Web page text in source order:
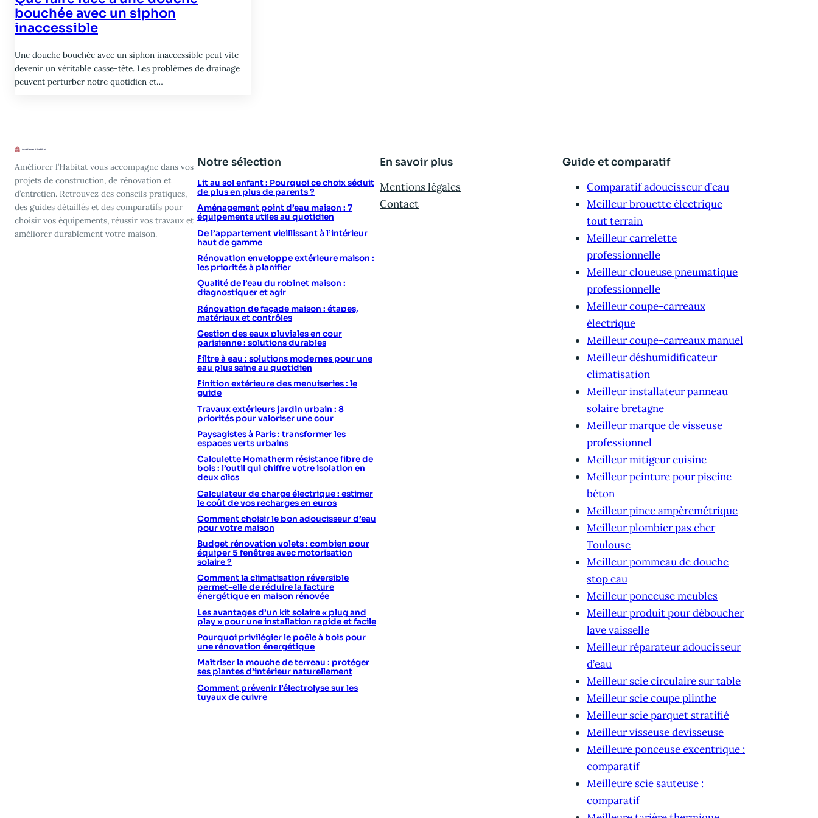
bouchée avec un siphon
inaccessible
Une douche bouchée avec un siphon inaccessible peut vite
devenir un véritable casse-tête. Les problèmes de drainage
peuvent perturber notre quotidien et…
Améliorer l’Habitat vous accompagne dans vos
projets de construction, de rénovation et
d’entretien. Retrouvez des conseils pratiques,
des guides détaillés et des comparatifs pour
choisir vos équipements, réussir vos travaux et
améliorer durablement votre maison.
Notre sélection
Lit au sol enfant : Pourquoi ce choix séduit
de plus en plus de parents ?
Aménagement point d’eau maison : 7
équipements utiles au quotidien
De l’appartement vieillissant à l’intérieur
haut de gamme
Rénovation enveloppe extérieure maison :
les priorités à planifier
Qualité de l’eau du robinet maison :
diagnostiquer et agir
Rénovation de façade maison : étapes,
matériaux et contrôles
Gestion des eaux pluviales en cour
parisienne : solutions durables
Filtre à eau : solutions modernes pour une
eau plus saine au quotidien
Finition extérieure des menuiseries : le
guide
Travaux extérieurs jardin urbain : 8
priorités pour valoriser une cour
Paysagistes à Paris : transformer les
espaces verts urbains
Calculette Homatherm résistance fibre de
bois : l’outil qui chiffre votre isolation en
deux clics
Calculateur de charge électrique : estimer
le coût de vos recharges en euros
Comment choisir le bon adoucisseur d’eau
pour votre maison
Budget rénovation volets : combien pour
équiper 5 fenêtres avec motorisation
solaire ?
Comment la climatisation réversible
permet-elle de réduire la facture
énergétique en maison rénovée
Les avantages d’un kit solaire « plug and
play » pour une installation rapide et facile
Pourquoi privilégier le poêle à bois pour
une rénovation énergétique
Maîtriser la mouche de terreau : protéger
ses plantes d’intérieur naturellement
Comment prévenir l’électrolyse sur les
tuyaux de cuivre
En savoir plus
Mentions légales
Contact
Guide et comparatif
Comparatif adoucisseur d’eau
Meilleur brouette électrique
tout terrain
Meilleur carrelette
professionnelle
Meilleur cloueuse pneumatique
professionnelle
Meilleur coupe-carreaux
électrique
Meilleur coupe-carreaux manuel
Meilleur déshumidificateur
climatisation
Meilleur installateur panneau
solaire bretagne
Meilleur marque de visseuse
professionnel
Meilleur mitigeur cuisine
Meilleur peinture pour piscine
béton
Meilleur pince ampèremétrique
Meilleur plombier pas cher
Toulouse
Meilleur pommeau de douche
stop eau
Meilleur ponceuse meubles
Meilleur produit pour déboucher
lave vaisselle
Meilleur réparateur adoucisseur
d’eau
Meilleur scie circulaire sur table
Meilleur scie coupe plinthe
Meilleur scie parquet stratifié
Meilleur visseuse devisseuse
Meilleure ponceuse excentrique :
comparatif
Meilleure scie sauteuse :
comparatif